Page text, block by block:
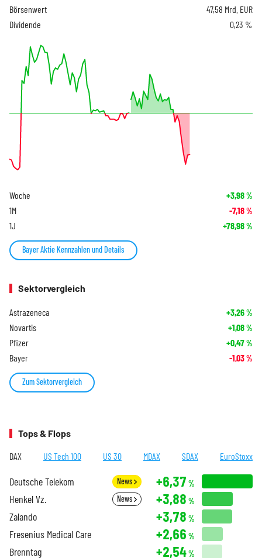
Börsenwert
47,58 Mrd. EUR
Dividende
0,23 %
Woche +3,98%
1M -7,18%
1J +78,98%
Bayer Aktie Kennzahlen und Details
Sektorvergleich
Astrazeneca +3,26%
Novartis +1,08%
Pfizer +0,47%
Bayer -1,03%
Zum Sektorvergleich
Tops & Flops
DAX US Tech 100 US 30 MDAX SDAX EuroStoxx
Deutsche Telekom News +6,37 %
Henkel Vz. News +3,88 %
Zalando +3,78 %
Fresenius Medical Care +2,66 %
Brenntag +2,54%